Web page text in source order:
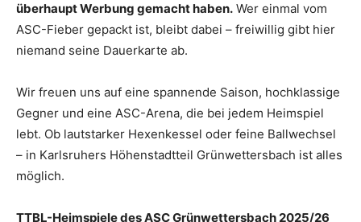
überhaupt Werbung gemacht haben. Wer einmal vom
ASC-Fieber gepackt ist, bleibt dabei – freiwillig gibt hier
niemand seine Dauerkarte ab.
Wir freuen uns auf eine spannende Saison, hochklassige
Gegner und eine ASC-Arena, die bei jedem Heimspiel
lebt. Ob lautstarker Hexenkessel oder feine Ballwechsel
– in Karlsruhers Höhenstadtteil Grünwettersbach ist alles
möglich.
TTBL-Heimspiele des ASC Grünwettersbach 2025/26